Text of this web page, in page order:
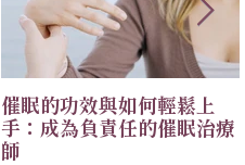
催眠的功效與如何輕鬆上
手：成為負責任的催眠治療
師